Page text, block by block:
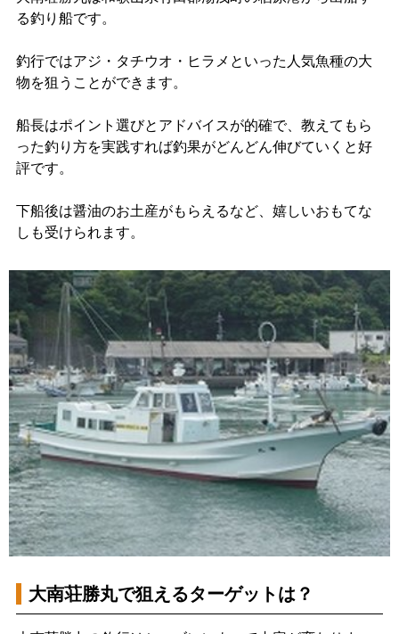
る釣り船です。
釣行ではアジ・タチウオ・ヒラメといった人気魚種の大
物を狙うことができます。
船長はポイント選びとアドバイスが的確で、教えてもら
った釣り方を実践すれば釣果がどんどん伸びていくと好
評です。
下船後は醤油のお土産がもらえるなど、嬉しいおもてな
しも受けられます。
大南荘勝丸で狙えるターゲットは？